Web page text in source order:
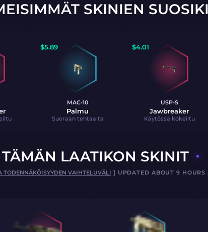
SKINIEN
$5.89
MAC-10
Palmu
Suoraan tehtaalta
$4.01
USP-S
Jawbreaker
Käytössä kokeiltu
TÄMÄN LAATIKON SKINIT
TODENNÄKÖISYYDEN VAIHTELUVÄLI ] UPDATED ABOUT 9 HOURS